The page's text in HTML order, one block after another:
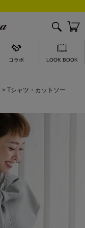
コラボ LOOK BOOK
Tシャツ・カットソー